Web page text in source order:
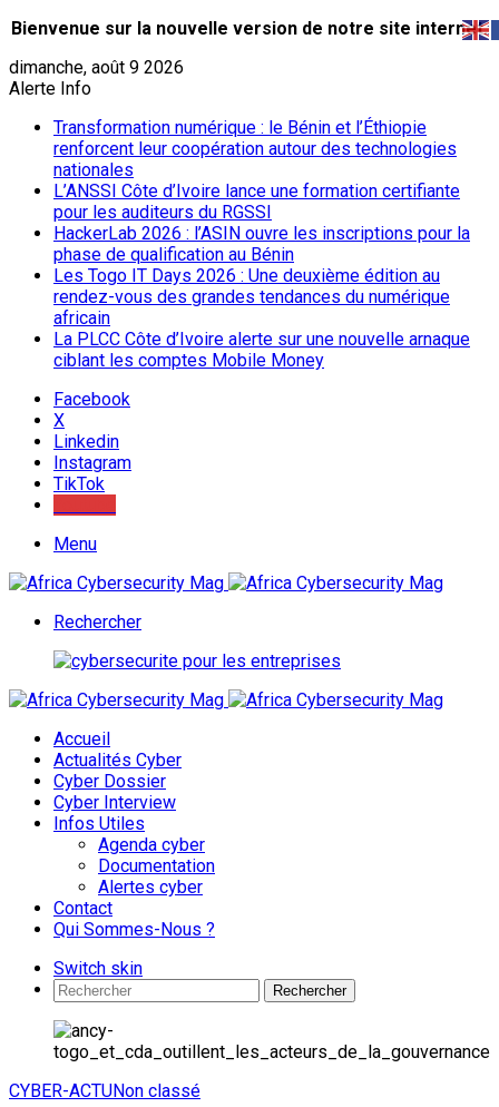
Bienvenue sur la nouvelle version de notre site internet.
dimanche, août 9 2026
Alerte Info
Transformation numérique : le Bénin et l’Éthiopie
renforcent leur coopération autour des technologies
nationales
L’ANSSI Côte d’Ivoire lance une formation certifiante
pour les auditeurs du RGSSI
HackerLab 2026 : l’ASIN ouvre les inscriptions pour la
phase de qualification au Bénin
Les Togo IT Days 2026 : Une deuxième édition au
rendez-vous des grandes tendances du numérique
africain
La PLCC Côte d’Ivoire alerte sur une nouvelle arnaque
ciblant les comptes Mobile Money
Facebook
X
Linkedin
Instagram
TikTok
Menu
Rechercher
Accueil
Actualités Cyber
Cyber Dossier
Cyber Interview
Infos Utiles
Agenda cyber
Documentation
Alertes cyber
Contact
Qui Sommes-Nous ?
Switch skin
Rechercher
CYBER-ACTUNon classé